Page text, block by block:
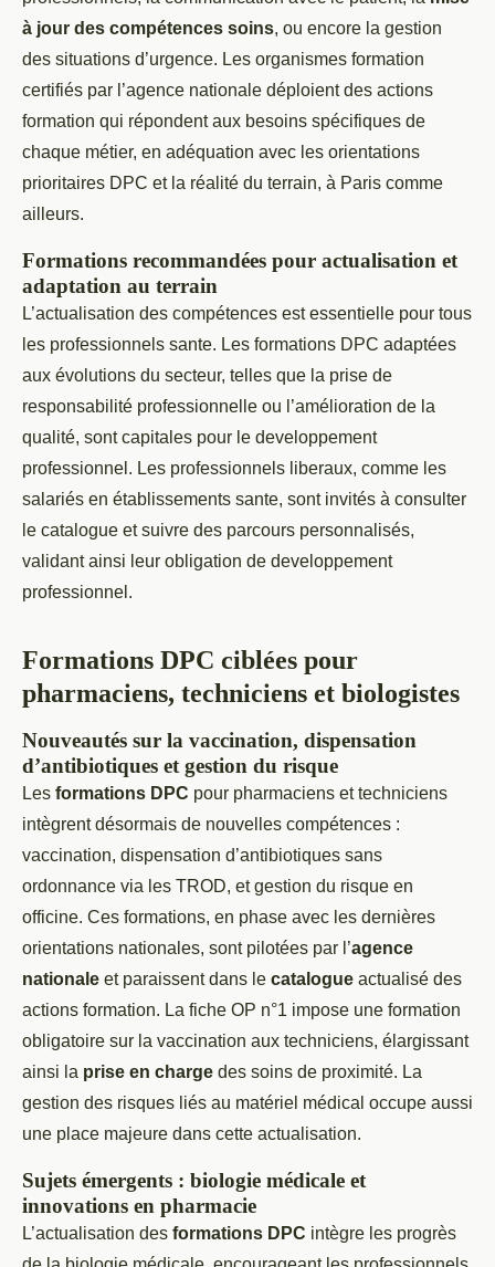
à jour des compétences soins, ou encore la gestion
des situations d’urgence. Les organismes formation
certifiés par l’agence nationale déploient des actions
formation qui répondent aux besoins spécifiques de
chaque métier, en adéquation avec les orientations
prioritaires DPC et la réalité du terrain, à Paris comme
ailleurs.
Formations recommandées pour actualisation et
adaptation au terrain
L’actualisation des compétences est essentielle pour tous
les professionnels sante. Les formations DPC adaptées
aux évolutions du secteur, telles que la prise de
responsabilité professionnelle ou l’amélioration de la
qualité, sont capitales pour le developpement
professionnel. Les professionnels liberaux, comme les
salariés en établissements sante, sont invités à consulter
le catalogue et suivre des parcours personnalisés,
validant ainsi leur obligation de developpement
professionnel.
Formations DPC ciblées pour
pharmaciens, techniciens et biologistes
Nouveautés sur la vaccination, dispensation
d’antibiotiques et gestion du risque
Les formations DPC pour pharmaciens et techniciens
intègrent désormais de nouvelles compétences :
vaccination, dispensation d’antibiotiques sans
ordonnance via les TROD, et gestion du risque en
officine. Ces formations, en phase avec les dernières
orientations nationales, sont pilotées par l’agence
nationale et paraissent dans le catalogue actualisé des
actions formation. La fiche OP n°1 impose une formation
obligatoire sur la vaccination aux techniciens, élargissant
ainsi la prise en charge des soins de proximité. La
gestion des risques liés au matériel médical occupe aussi
une place majeure dans cette actualisation.
Sujets émergents : biologie médicale et
innovations en pharmacie
L’actualisation des formations DPC intègre les progrès